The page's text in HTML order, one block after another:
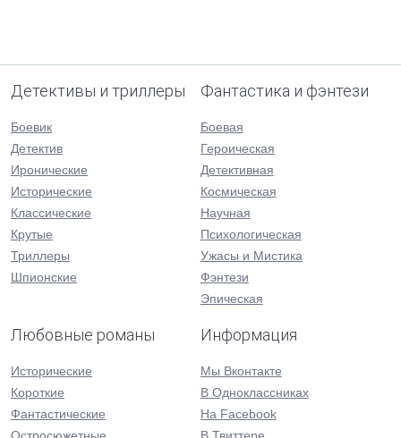
Детективы и триллеры
Боевик
Детектив
Иронические
Исторические
Классические
Крутые
Триллеры
Шпионские
Фантастика и фэнтези
Боевая
Героическая
Детективная
Космическая
Научная
Психологическая
Ужасы и Мистика
Фэнтези
Эпическая
Любовные романы
Исторические
Короткие
Фантастические
Информация
Мы Вконтакте
В Одноклассниках
На Facebook